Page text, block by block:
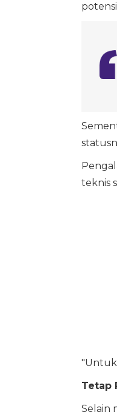
teknis
"Untuk
Tetap
Selain